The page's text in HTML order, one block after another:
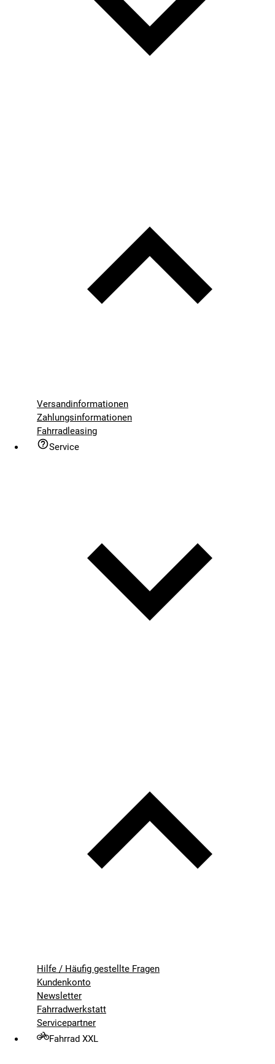
Versandinformationen
Zahlungsinformationen
Fahrradleasing
Service
Hilfe / Häufig gestellte Fragen
Kundenkonto
Newsletter
Fahrradwerkstatt
Servicepartner
Fahrrad XXL